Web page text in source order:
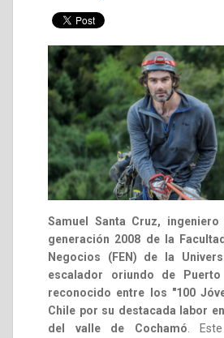
Samuel Santa Cruz,
generación 2008 de la
Negocios (FEN) de la
escalador oriundo de
reconocido entre los "100
Chile por su destacada labor
del valle de Cochamó .